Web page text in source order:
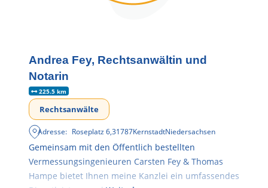
Andrea Fey, Rechtsanwältin und
Notarin
225.5 km
Rechtsanwälte
Adresse: Roseplatz 6,31787KernstadtNiedersachsen
Gemeinsam mit den Öffentlich bestellten
Vermessungsingenieuren Carsten Fey & Thomas
Hampe bietet Ihnen meine Kanzlei ein umfassendes